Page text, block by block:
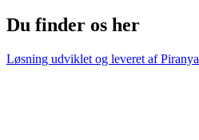
Du finder os her
Løsning udviklet og leveret afPiranya